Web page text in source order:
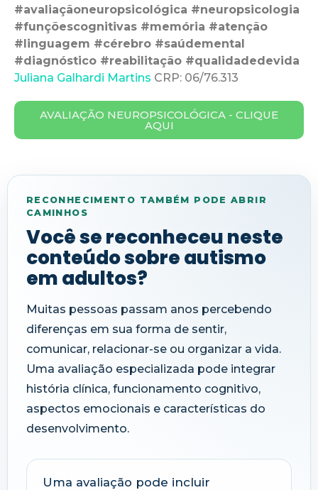
#avaliaçãoneuropsicológica #neuropsicologia
#funçõescognitivas #memória #atenção
#linguagem #cérebro #saúdemental
#diagnóstico #reabilitação #qualidadedevida
Juliana Galhardi Martins CRP: 06/76.313
AVALIAÇÃO NEUROPSICOLÓGICA - CLIQUE
AQUI
RECONHECIMENTO TAMBÉM PODE ABRIR
CAMINHOS
Você se reconheceu neste
conteúdo sobre autismo
em adultos?
Muitas pessoas passam anos percebendo
diferenças em sua forma de sentir,
comunicar, relacionar-se ou organizar a vida.
Uma avaliação especializada pode integrar
história clínica, funcionamento cognitivo,
aspectos emocionais e características do
desenvolvimento.
Uma avaliação pode incluir